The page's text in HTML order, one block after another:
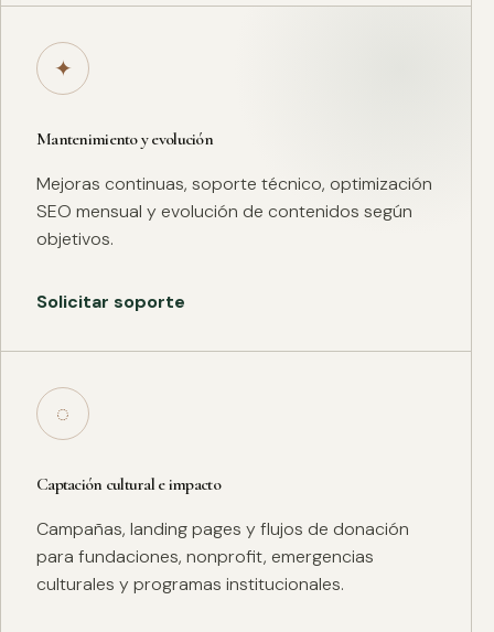
✦
Mantenimiento y evolución
Mejoras continuas, soporte técnico, optimización
SEO mensual y evolución de contenidos según
objetivos.
Solicitar soporte
◌
Captación cultural e impacto
Campañas, landing pages y flujos de donación
para fundaciones, nonprofit, emergencias
culturales y programas institucionales.